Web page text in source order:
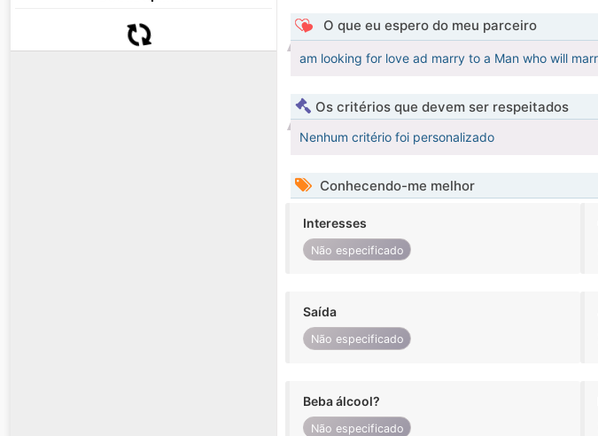
O que eu espero do meu parceiro
am looking for love ad marry to a Man who will
Os critérios que devem ser respeitados
Nenhum critério foi personalizado
Conhecendo-me melhor
Interesses
Não especificado
Saída
Não especificado
Beba álcool?
Não especificado